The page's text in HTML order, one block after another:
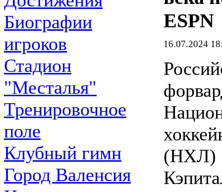
Биографии
игроков
Стадион
"Месталья"
Тренировочное
поле
Клубный гимн
Город Валенсия
ESPN
16.07.2024
(НХЛ)